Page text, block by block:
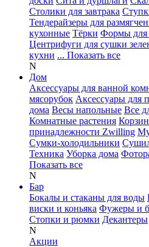
Столики для завтрака
Тендерайзеры для
кухонные Тёрки Формы для
Центрифуги для сушки
кухни ... Показать все
N
Дом
Аксессуары для ванной
мясорубок Аксессуары для
дома Весы напольные Все
Комнатные растения
принадлежности Zwilling
Сумки-холодильники
Техника Уборка дома
Показать все
N
Бар
Бокалы и стаканы для воды
виски и коньяка Фужеры и
Стопки и рюмки Декантеры
N
Акции